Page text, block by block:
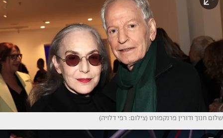
שלום חנוך ודורין פרנקפורט (צילום: רפי דלויה)